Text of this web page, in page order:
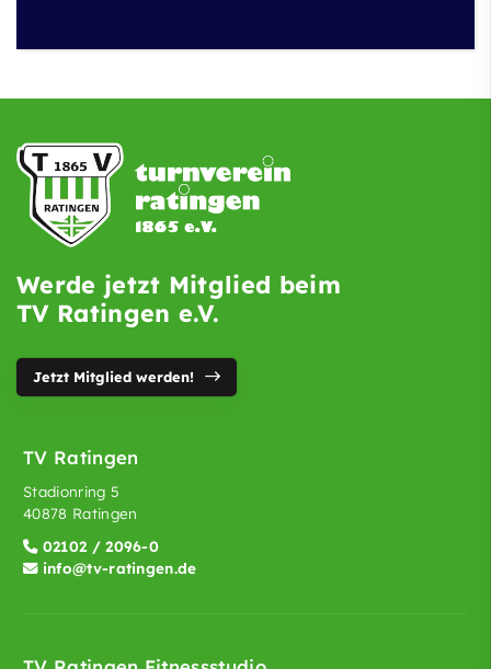
Werde jetzt Mitglied beim
TV Ratingen e.V.
Jetzt Mitglied werden!
TV Ratingen
Stadionring 5
40878 Ratingen
02102 / 2096-0
info@tv-ratingen.de